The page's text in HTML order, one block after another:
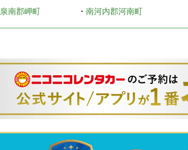
泉南郡岬町 ・ 南河内郡河南町